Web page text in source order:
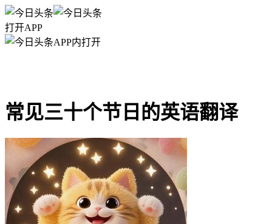
打开APP
APP内打开
常见三十个节日的英语翻译